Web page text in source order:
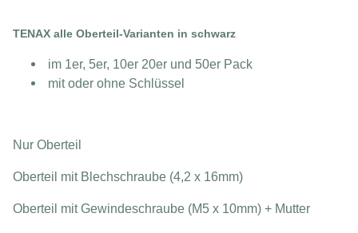
TENAX alle Oberteil-Varianten in schwarz
im 1er, 5er, 10er 20er und 50er Pack
mit oder ohne Schlüssel
Nur Oberteil
Oberteil mit Blechschraube (4,2 x 16mm)
Oberteil mit Gewindeschraube (M5 x 10mm) + Mutter